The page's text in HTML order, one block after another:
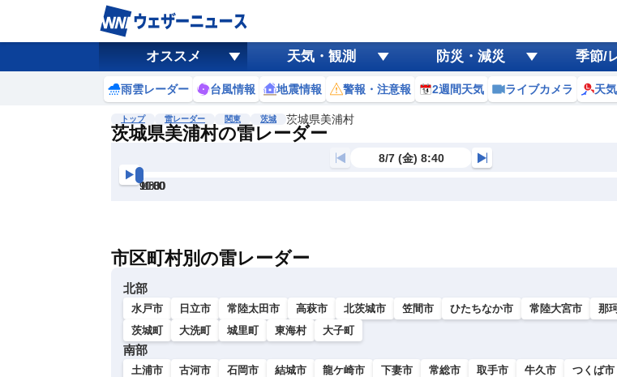
オススメ 天気・観測 防災・減災 季節/
雨雲レーダー 台風情報 地震情報 警報・注意報 2週間天気 ライブカメラ 天
トップ 雷レーダー 関東 茨城 茨城県美浦村
茨城県美浦村の雷レーダー
8/7 (金) 8:40
9:00
9:30
10:00
10:30
11:00
11:30
市区町村別の雷レーダー
北部
水戸市 日立市 常陸太田市 高萩市 北茨城市 笠間市 ひたちなか市 常陸大宮市 那
茨城町
大洗町 城里町 東海村 大子町
南部
土浦市 古河市 石岡市 結城市 龍ケ崎市 下妻市 常総市 取手市 牛久市 つくば市